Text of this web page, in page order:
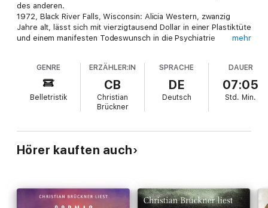
des anderen.
1972, Black River Falls, Wisconsin: Alicia Western, zwanzig
Jahre alt, lässt sich mit vierzigtausend Dollar in einer Plastiktüte
und einem manifesten Todeswunsch in die Psychiatrie
Bruder Bobby spricht sie nicht. Stattdessen denkt sie über
Wahnsinn nach, über das menschliche Beharren auf einer
gemeinsamen Welterfahrung, über ihre Kindheit, in der ihre
Großmutter um sie fürchtete - oder sie fürchtete? Alicias
Denken kreist um die Schnittstellen zwischen Physik,
mit ihren selbstgerufenen Geistern, grotesken Chimären, die
nur sie sehen und hören kann. Die Protokolle der Gespräche
mit ihrem Psychiater zeigen ein Genie, das an der
Liebe Erlösung findet und unsere Vorstellungen von Gott,
Wahrheit und Existenz radikal infrage stellt.
mehr
GENRE
Belletristik
ERZÄHLER:IN
CB
Christian
Brückner
SPRACHE
DE
Deutsch
DAUER
07:05
Std. Min.
Hörer kauften auch